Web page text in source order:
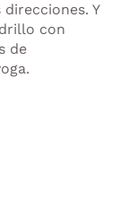
Y
con
de